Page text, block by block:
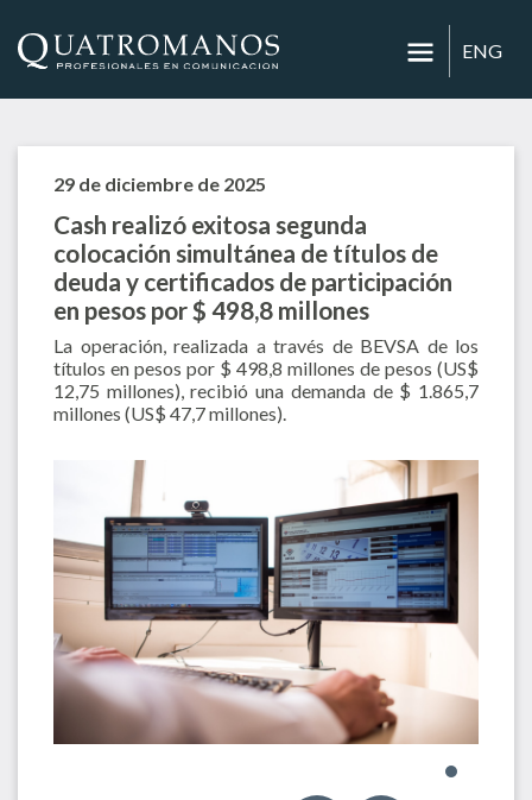
ENG
29 de diciembre de 2025
Cash realizó exitosa segunda
colocación simultánea de títulos de
deuda y certificados de participación
en pesos por $ 498,8 millones
La operación, realizada a través de BEVSA de los
títulos en pesos por $ 498,8 millones de pesos (US$
12,75 millones), recibió una demanda de $ 1.865,7
millones (US$ 47,7 millones).